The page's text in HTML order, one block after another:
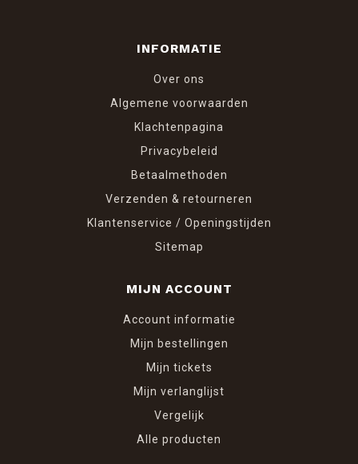
INFORMATIE
Over ons
Algemene voorwaarden
Klachtenpagina
Privacybeleid
Betaalmethoden
Verzenden & retourneren
Klantenservice / Openingstijden
Sitemap
MIJN ACCOUNT
Account informatie
Mijn bestellingen
Mijn tickets
Mijn verlanglijst
Vergelijk
Alle producten